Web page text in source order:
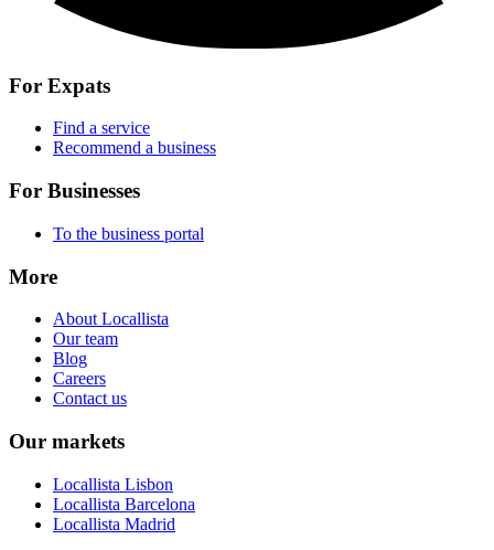
For Expats
Find a service
Recommend a business
For Businesses
To the business portal
More
About Locallista
Our team
Blog
Careers
Contact us
Our markets
Locallista Lisbon
Locallista Barcelona
Locallista Madrid